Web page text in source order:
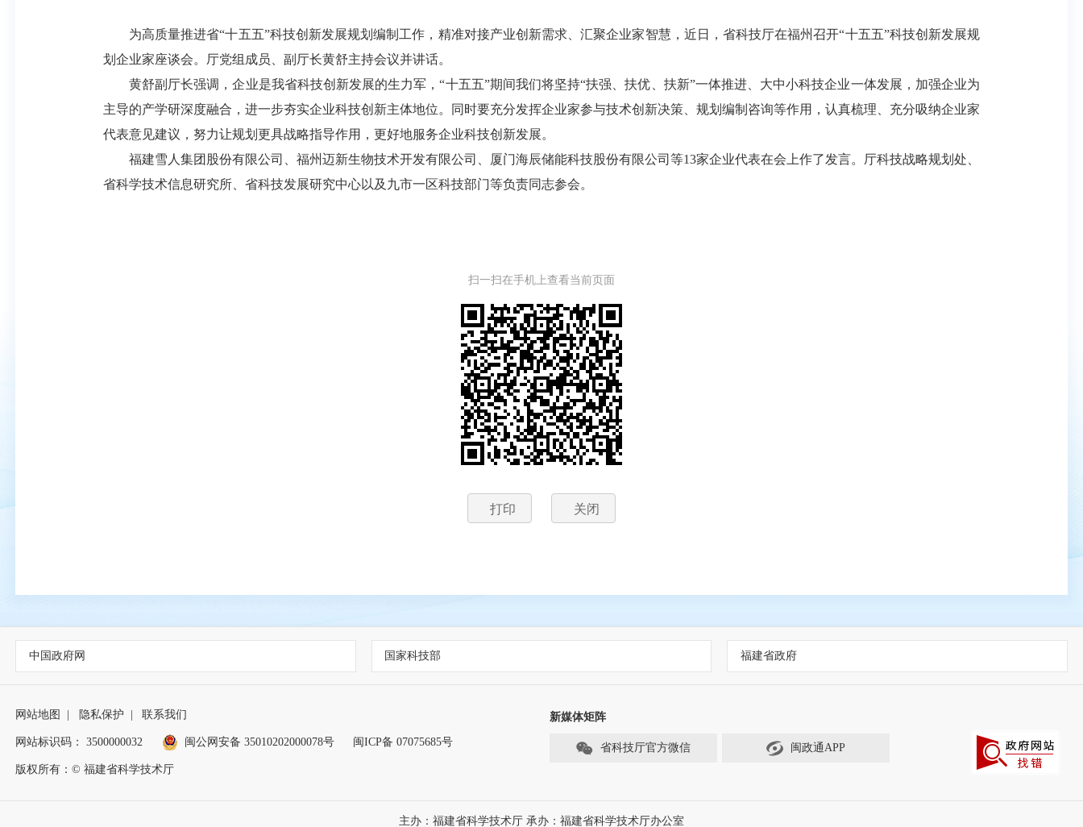
为高质量推进省“十五五”科技创新发展规划编制工作，精准对接产业创新需求、汇聚企业家智慧，近日，省科技厅在福州召开“十五五”科技创新发展规
划企业家座谈会。厅党组成员、副厅长黄舒主持会议并讲话。
黄舒副厅长强调，企业是我省科技创新发展的生力军，“十五五”期间我们将坚持“扶强、扶优、扶新”一体推进、大中小科技企业一体发展，加强企业为
主导的产学研深度融合，进一步夯实企业科技创新主体地位。同时要充分发挥企业家参与技术创新决策、规划编制咨询等作用，认真梳理、充分吸纳企业家
代表意见建议，努力让规划更具战略指导作用，更好地服务企业科技创新发展。
福建雪人集团股份有限公司、福州迈新生物技术开发有限公司、厦门海辰储能科技股份有限公司等13家企业代表在会上作了发言。厅科技战略规划处、
省科学技术信息研究所、省科技发展研究中心以及九市一区科技部门等负责同志参会。
扫一扫在手机上查看当前页面
打印 关闭
中国政府网 国家科技部 福建省政府
网站地图 | 隐私保护 | 联系我们
网站标识码： 3500000032 闽公网安备 35010202000078号 闽ICP备 07075685号
版权所有：© 福建省科学技术厅
新媒体矩阵
省科技厅官方微信 闽政通APP
主办：福建省科学技术厅 承办：福建省科学技术厅办公室